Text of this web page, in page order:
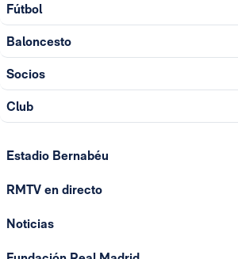
Fútbol
Baloncesto
Socios
Club
Estadio Bernabéu
RMTV en directo
Noticias